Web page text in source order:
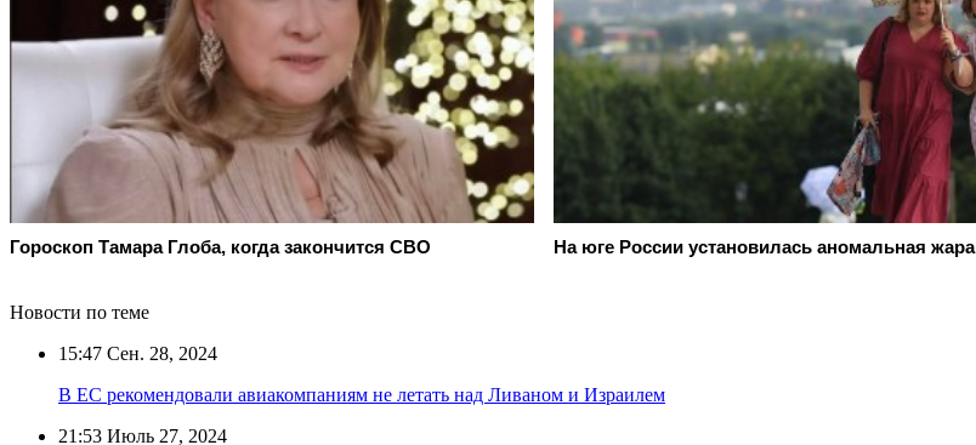
Гороскоп Тамара Глоба, когда закончится СВО На юге России установилась аномальная жара
Новости по теме
15:47 Сен. 28, 2024
В ЕС рекомендовали авиакомпаниям не летать над Ливаном и Израилем
21:53 Июль 27, 2024